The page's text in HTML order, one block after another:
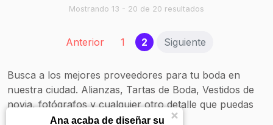
de jardines y terrazas
celebraciones.Ubicado
histórico, fue declarado
Reserva de la Biosfera y
goza de una vibrante
vegetación, sin perder la
divertidos con su
invitaciones, fotografía y
especial
Mostrando 13 - 20 de 20 resultados
Anterior 1 2(current)
Siguiente
Busca a los mejores proveedores para tu boda en
nuestra ciudad. Alianzas, Tartas de Boda, Vestidos de
novia, fotógrafos y cualquier otro detalle que puedas
necesitar.Ana acaba de diseñar su